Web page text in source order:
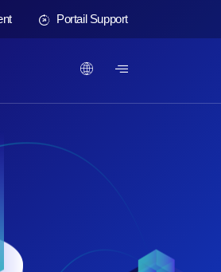
Portail Support